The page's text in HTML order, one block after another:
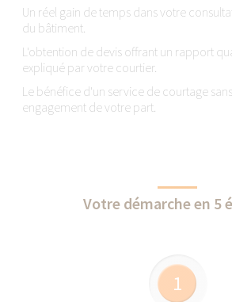
Un réel gain de temps dans votre
du bâtiment.
L'obtention de devis offrant un rapport
expliqué par votre courtier.
Le bénéfice d'un service de courtage
engagement de votre part.
Votre démarche en 5
1